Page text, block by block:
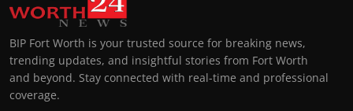
BIP Fort Worth is your trusted source for breaking news,
trending updates, and insightful stories from Fort Worth
and beyond. Stay connected with real-time and professional
coverage.